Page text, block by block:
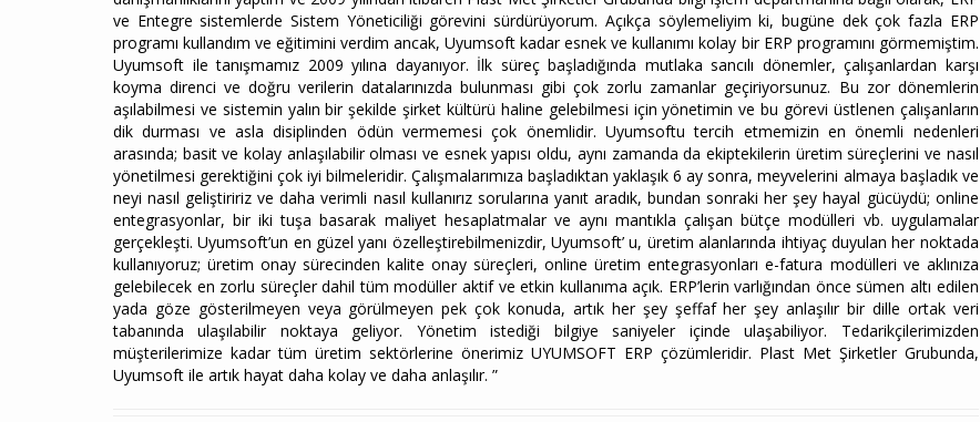
ve Entegre sistemlerde Sistem Yöneticiliği görevini sürdürüyorum. Açıkça söylemeliyim ki, bugüne dek çok fazla ERP
programı kullandım ve eğitimini verdim ancak, Uyumsoft kadar esnek ve kullanımı kolay bir ERP programını görmemiştim.
Uyumsoft ile tanışmamız 2009 yılına dayanıyor. İlk süreç başladığında mutlaka sancılı dönemler, çalışanlardan karşı
koyma direnci ve doğru verilerin datalarınızda bulunması gibi çok zorlu zamanlar geçiriyorsunuz. Bu zor dönemlerin
aşılabilmesi ve sistemin yalın bir şekilde şirket kültürü haline gelebilmesi için yönetimin ve bu görevi üstlenen çalışanların
dik durması ve asla disiplinden ödün vermemesi çok önemlidir. Uyumsoftu tercih etmemizin en önemli nedenleri
arasında; basit ve kolay anlaşılabilir olması ve esnek yapısı oldu, aynı zamanda da ekiptekilerin üretim süreçlerini ve nasıl
yönetilmesi gerektiğini çok iyi bilmeleridir. Çalışmalarımıza başladıktan yaklaşık 6 ay sonra, meyvelerini almaya başladık ve
neyi nasıl geliştiririz ve daha verimli nasıl kullanırız sorularına yanıt aradık, bundan sonraki her şey hayal gücüydü; online
entegrasyonlar, bir iki tuşa basarak maliyet hesaplatmalar ve aynı mantıkla çalışan bütçe modülleri vb. uygulamalar
gerçekleşti. Uyumsoft’un en güzel yanı özelleştirebilmenizdir, Uyumsoft’ u, üretim alanlarında ihtiyaç duyulan her noktada
kullanıyoruz; üretim onay sürecinden kalite onay süreçleri, online üretim entegrasyonları e-fatura modülleri ve aklınıza
gelebilecek en zorlu süreçler dahil tüm modüller aktif ve etkin kullanıma açık. ERP’lerin varlığından önce sümen altı edilen
yada göze gösterilmeyen veya görülmeyen pek çok konuda, artık her şey şeffaf her şey anlaşılır bir dille ortak veri
tabanında ulaşılabilir noktaya geliyor. Yönetim istediği bilgiye saniyeler içinde ulaşabiliyor. Tedarikçilerimizden
müşterilerimize kadar tüm üretim sektörlerine önerimiz UYUMSOFT ERP çözümleridir. Plast Met Şirketler Grubunda,
Uyumsoft ile artık hayat daha kolay ve daha anlaşılır. ”